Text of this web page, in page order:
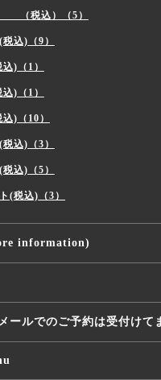
込）（5）
)（9）
)（1）
)（1）
)（10）
込)（3）
込)（5）
(税込)（3）
information)
ルでのご予約は受付けて